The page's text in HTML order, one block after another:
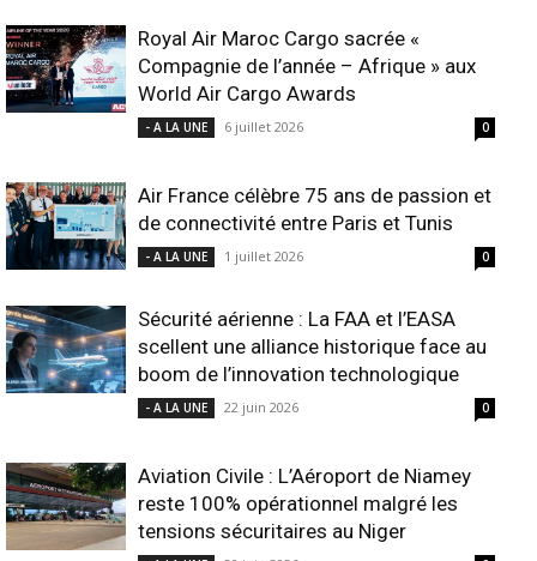
Royal Air Maroc Cargo sacrée «
Compagnie de l’année – Afrique » aux
World Air Cargo Awards
- A LA UNE 6 juillet 2026 0
Air France célèbre 75 ans de passion et
de connectivité entre Paris et Tunis
- A LA UNE 1 juillet 2026 0
Sécurité aérienne : La FAA et l’EASA
scellent une alliance historique face au
boom de l’innovation technologique
- A LA UNE 22 juin 2026 0
Aviation Civile : L’Aéroport de Niamey
reste 100% opérationnel malgré les
tensions sécuritaires au Niger